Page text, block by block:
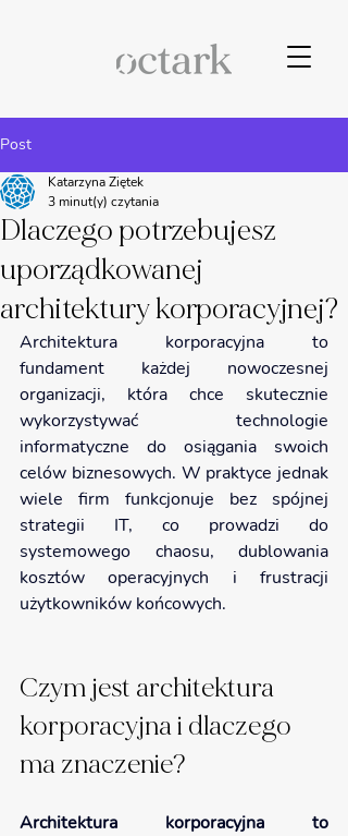
Post
Dlaczego potrzebujesz
uporządkowanej
architektury korporacyjnej?
Katarzyna Ziętek
3 minut(y) czytania
Architektura korporacyjna to
fundament każdej nowoczesnej
organizacji, która chce skutecznie
wykorzystywać technologie
informatyczne do osiągania swoich
celów biznesowych. W praktyce jednak
wiele firm funkcjonuje bez spójnej
strategii IT, co prowadzi do
systemowego chaosu, dublowania
kosztów operacyjnych i frustracji
użytkowników końcowych.
Czym jest architektura
korporacyjna i dlaczego
ma znaczenie?
Architektura korporacyjna to